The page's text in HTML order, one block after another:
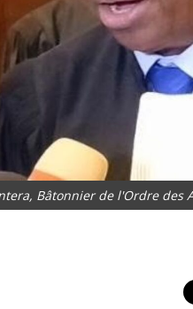
Bâtonnier de l'Ordre